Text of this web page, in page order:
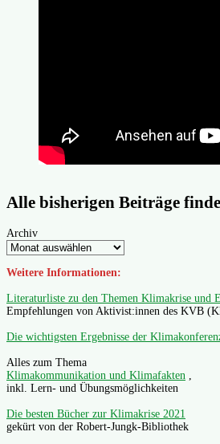
Alle bisherigen Beiträge
Archiv
Weitere Informationen:
Literaturliste zu den Themen Klimakrise und
Empfehlungen von Aktivist:innen des KVB
Die wichtigsten Ergebnisse der
Alles zum Thema
Klimakommunikation und Klimafakten
inkl. Lern- und Übungsmöglichkeiten
Die besten Bücher zur Klimakrise 2021
gekürt von der Robert-Jungk-Bibliothek